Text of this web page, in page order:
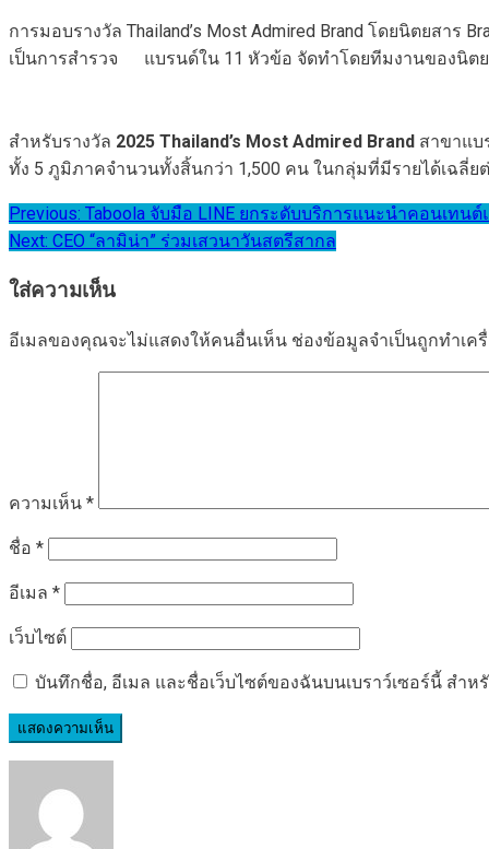
การมอบรางวัล Thailand’s Most Admired Brand โดยนิตยสา
เป็นการสำรวจ แบรนด์ใน 11 หัวข้อ จัดทำโดยทีมงานของนิต
สำหรับรางวัล 2025 Thailand’s Most Admired Brand สาขาแบ
ทั้ง 5 ภูมิภาคจำนวนทั้งสิ้นกว่า 1,500 คน ในกลุ่มที่มีรายได้เฉลี่
แนะแนว
เรื่อง
Previous: Taboola จับมือ LINE ยกระดับบริการแนะนำคอนเทน
Next: CEO “ลามิน่า” ร่วมเสวนาวันสตรีสากล
ใส่ความเห็น
อีเมลของคุณจะไม่แสดงให้คนอื่นเห็น ช่องข้อมูลจำเป็นถูกทำเค
ความเห็น *
ชื่อ *
อีเมล *
เว็บไซต์
บันทึกชื่อ, อีเมล และชื่อเว็บไซต์ของฉันบนเบราว์เซอร์นี้ สำห